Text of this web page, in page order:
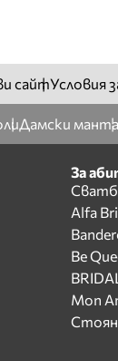
сайтУсловия
Дамски манта
За
Alfa
Be
Mon
Стоян